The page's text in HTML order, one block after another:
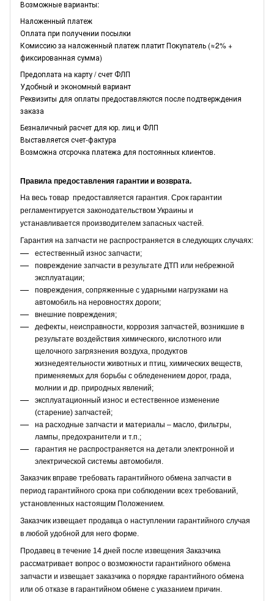
Возможные варианты:
Наложенный платеж
Оплата при получении посылки
Комиссию за наложенный платеж платит Покупатель (≈2% +
фиксированная сумма)
Предоплата на карту / счет ФЛП
Удобный и экономный вариант
Реквизиты для оплаты предоставляются после подтверждения
заказа
Безналичный расчет для юр. лиц и ФЛП
Выставляется счет-фактура
Возможна отсрочка платежа для постоянных клиентов.
Правила предоставления гарантии и возврата.
На весь товар предоставляется гарантия. Срок гарантии
регламентируется законодательством Украины и
устанавливается производителем запасных частей.
Гарантия на запчасти не распространяется в следующих случаях:
естественный износ запчасти;
повреждение запчасти в результате ДТП или небрежной
эксплуатации;
повреждения, сопряженные с ударными нагрузками на
автомобиль на неровностях дороги;
внешние повреждения;
дефекты, неисправности, коррозия запчастей, возникшие в
результате воздействия химического, кислотного или
щелочного загрязнения воздуха, продуктов
жизнедеятельности животных и птиц, химических веществ,
применяемых для борьбы с обледенением дорог, града,
молнии и др. природных явлений;
эксплуатационный износ и естественное изменение
(старение) запчастей;
на расходные запчасти и материалы – масло, фильтры,
лампы, предохранители и т.п.;
гарантия не распространяется на детали электронной и
электрической системы автомобиля.
Заказчик вправе требовать гарантийного обмена запчасти в
период гарантийного срока при соблюдении всех требований,
установленных настоящим Положением.
Заказчик извещает продавца о наступлении гарантийного случая
в любой удобной для него форме.
Продавец в течение 14 дней после извещения Заказчика
рассматривает вопрос о возможности гарантийного обмена
запчасти и извещает заказчика о порядке гарантийного обмена
или об отказе в гарантийном обмене с указанием причин.